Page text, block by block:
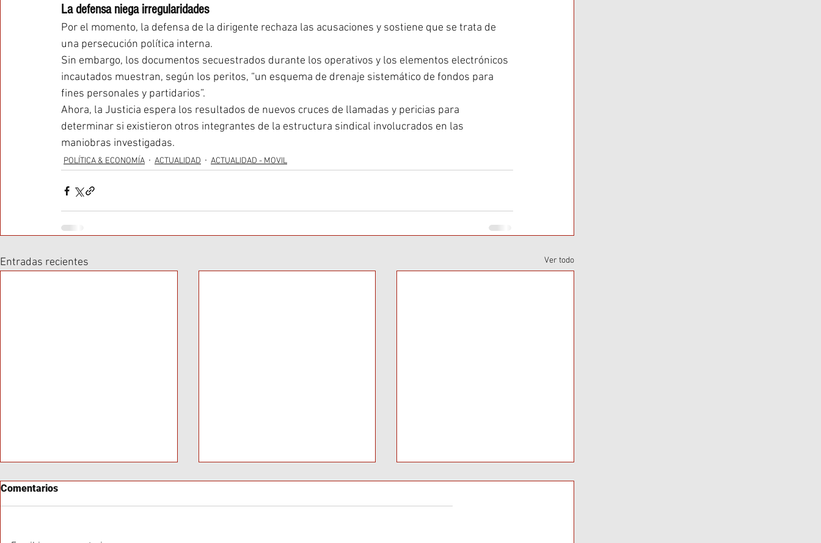
La defensa niega irregularidades
Por el momento, la defensa de la dirigente rechaza las acusaciones y sostiene que se trata de
una persecución política interna.
Sin embargo, los documentos secuestrados durante los operativos y los elementos electrónicos
incautados muestran, según los peritos, “un esquema de drenaje sistemático de fondos para
fines personales y partidarios”.
Ahora, la Justicia espera los resultados de nuevos cruces de llamadas y pericias para
determinar si existieron otros integrantes de la estructura sindical involucrados en las
maniobras investigadas.
POLÍTICA & ECONOMÍA ACTUALIDAD ACTUALIDAD - MOVIL
Entradas recientes Ver todo
Comentarios